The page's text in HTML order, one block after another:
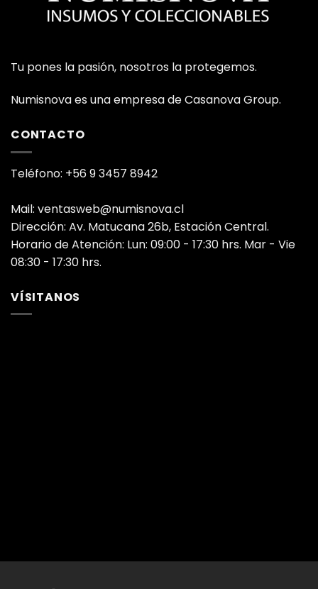
Tu pones la pasión, nosotros la protegemos.
Numisnova es una empresa de Casanova Group.
CONTACTO
Teléfono: +56 9 3457 8942
Mail: ventasweb@numisnova.cl
Dirección: Av. Matucana 26b, Estación Central.
Horario de Atención: Lun: 09:00 - 17:30 hrs. Mar - Vie
08:30 - 17:30 hrs.
VÍSITANOS